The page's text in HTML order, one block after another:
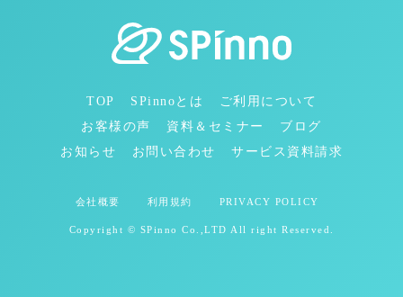
TOP SPinnoとは
ご利用について
お客様の声
資料＆セミナー
ブログ
お知らせ
お問い合わせ サービス資料請求
会社概要 利用規約 PRIVACY POLICY
Copyright © SPinno Co.,LTD All right Reserved.